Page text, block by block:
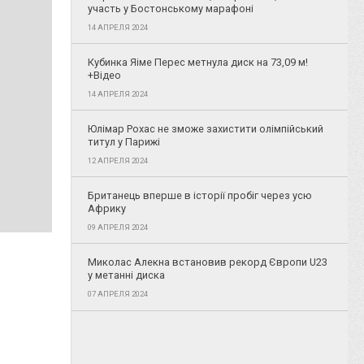
участь у Бостонському марафоні
14 АПРЕЛЯ 2024
Кубинка Яіме Перес метнула диск на 73,09 м!
+Відео
14 АПРЕЛЯ 2024
Юлімар Рохас не зможе захистити олімпійський
титул у Парижі
12 АПРЕЛЯ 2024
Британець вперше в історії пробіг через усю
Африку
09 АПРЕЛЯ 2024
Миколас Алекна встановив рекорд Європи U23
у метанні диска
07 АПРЕЛЯ 2024